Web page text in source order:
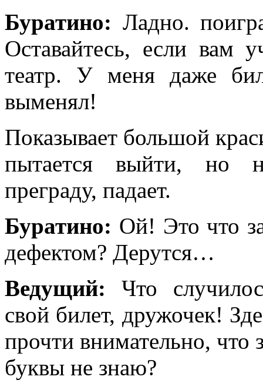
Буратино: Ладно.
Оставайтесь, если вам
театр. У меня даже
выменял!
Показывает большой
пытается выйти, но
преграду, падает.
Буратино: Ой! Это что
дефектом? Дерутся…
Ведущий: Что
свой билет, дружочек!
прочти внимательно, что
буквы не знаю?